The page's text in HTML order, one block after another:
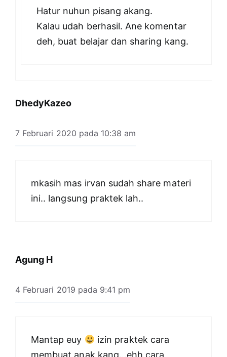
Hatur nuhun pisang akang.
Kalau udah berhasil. Ane komentar
deh, buat belajar dan sharing kang.
DhedyKazeo
7 Februari 2020 pada 10:38 am
mkasih mas irvan sudah share materi
ini.. langsung praktek lah..
Agung H
4 Februari 2019 pada 9:41 pm
Mantap euy
izin praktek cara
membuat anak kang…ehh cara